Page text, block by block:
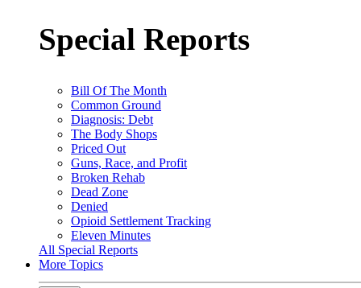
Special Reports
Bill Of The Month
Common Ground
Diagnosis: Debt
The Body Shops
Priced Out
Guns, Race, and Profit
Broken Rehab
Dead Zone
Denied
Opioid Settlement Tracking
Eleven Minutes
All Special Reports
More Topics